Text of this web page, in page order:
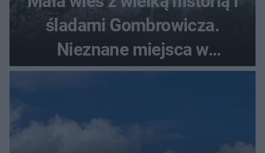
śladami Gombrowicza.
Nieznane miejsca w
Świętokrzyskiem